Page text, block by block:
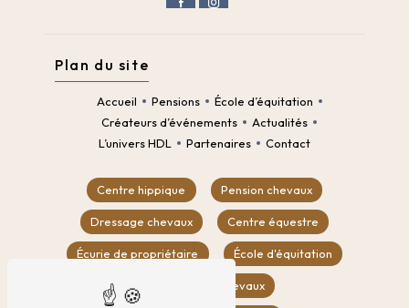
Plan du site
Accueil Pensions
École d’équitation
Créateurs d’événements
Actualités
L’univers HDL
Partenaires Contact
Centre hippique Pension chevaux
Dressage chevaux Centre équestre
Écurie de propriétaire École d'équitation
Location box chevaux